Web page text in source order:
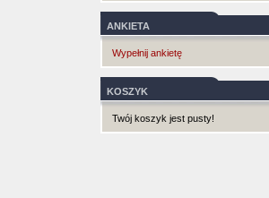
ANKIETA
Wypełnij ankietę
KOSZYK
Twój koszyk jest pusty!